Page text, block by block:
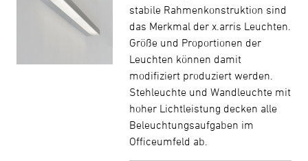
stabile Rahmenkonstruktion sind
das Merkmal der x.arris Leuchten.
Größe und Proportionen der
Leuchten können damit
modifiziert produziert werden.
Stehleuchte und Wandleuchte mit
hoher Lichtleistung decken alle
Beleuchtungsaufgaben im
Officeumfeld ab.